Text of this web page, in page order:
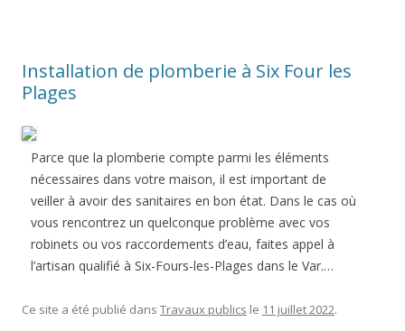
Installation de plomberie à Six Four les
Plages
Parce que la plomberie compte parmi les éléments
nécessaires dans votre maison, il est important de
veiller à avoir des sanitaires en bon état. Dans le cas où
vous rencontrez un quelconque problème avec vos
robinets ou vos raccordements d’eau, faites appel à
l’artisan qualifié à Six-Fours-les-Plages dans le Var.…
Ce site a été publié dans Travaux publics le 11 juillet 2022.